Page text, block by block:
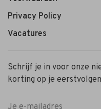
Privacy Policy
Vacatures
Schrijf je in voor onze
korting op je